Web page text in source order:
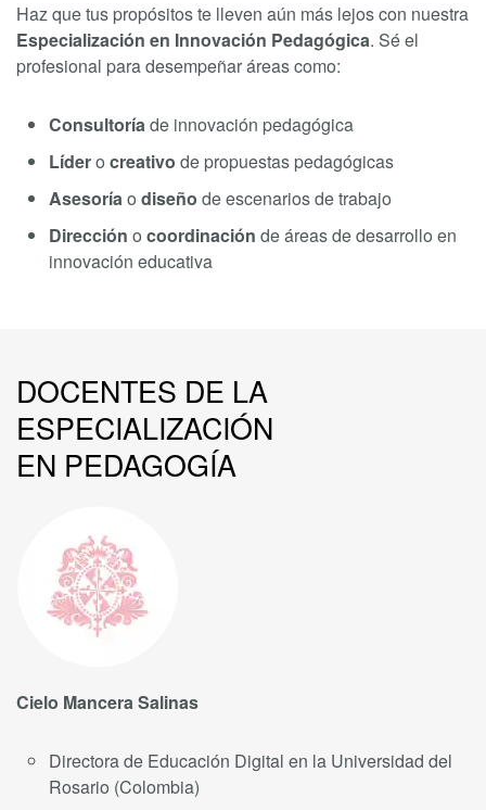
Haz que tus propósitos te lleven aún más lejos con nuestra
Especialización en Innovación Pedagógica. Sé el
profesional para desempeñar áreas como:
Consultoríade innovación pedagógica
Lídero creativo de propuestas pedagógicas
Asesoríao diseño de escenarios de trabajo
Dirección o coordinación de áreas de desarrollo en
innovación educativa
DOCENTES DE LA
ESPECIALIZACIÓN
EN PEDAGOGÍA
Cielo Mancera Salinas
Directora de Educación Digital en la Universidad del
Rosario (Colombia)